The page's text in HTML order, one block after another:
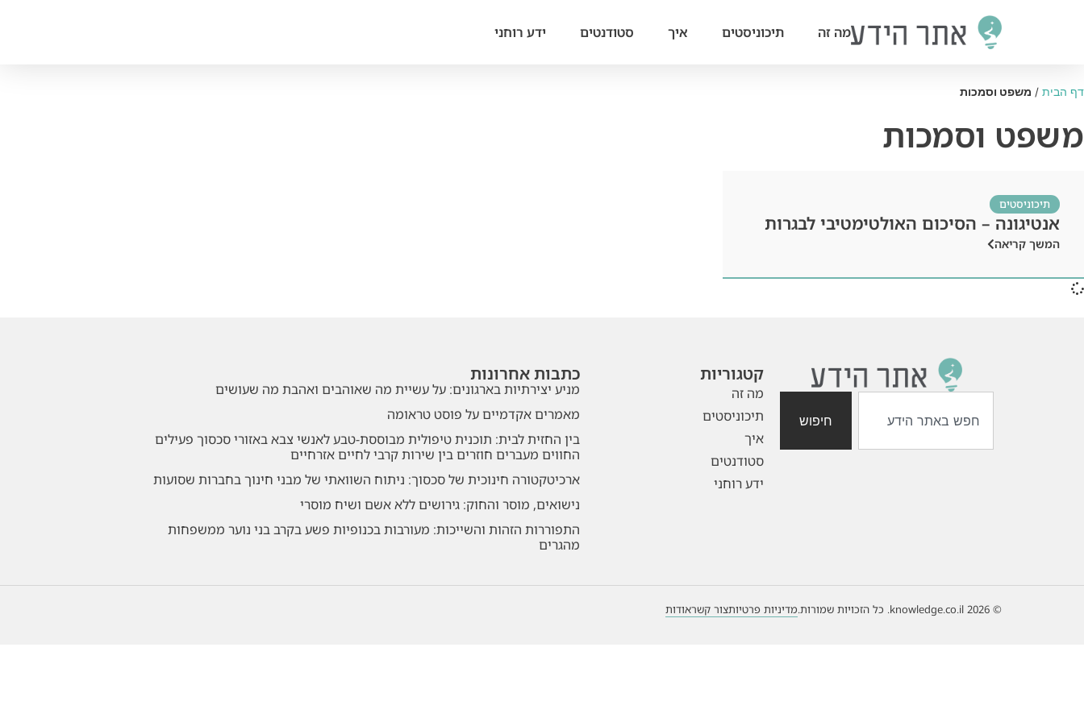
מה זה תיכוניסטים איך סטודנטים ידע רוחני
דף הבית / משפט וסמכות
משפט וסמכות
תיכוניסטים
אנטיגונה – הסיכום האולטימטיבי לבגרות
המשך קריאה
חיפוש
קטגוריות
מה זה
תיכוניסטים
איך
סטודנטים
ידע רוחני
כתבות אחרונות
מניע יצירתיות בארגונים: על עשיית מה שאוהבים ואהבת מה שעושים
מאמרים אקדמיים על פוסט טראומה
בין החזית לבית: תוכנית טיפולית מבוססת-טבע לאנשי צבא באזורי סכסוך פעילים
החווים מעברים חוזרים בין שירות קרבי לחיים אזרחיים
ארכיטקטורה חינוכית של סכסוך: ניתוח השוואתי של מבני חינוך בחברות שסועות
נישואים, מוסר והחוק: גירושים ללא אשם ושיח מוסרי
התפוררות הזהות והשייכות: מעורבות בכנופיות פשע בקרב בני נוער ממשפחות
מהגרים
© 2026 knowledge.co.il. כל הזכויות שמורות. מדיניות פרטיותצור קשראודות